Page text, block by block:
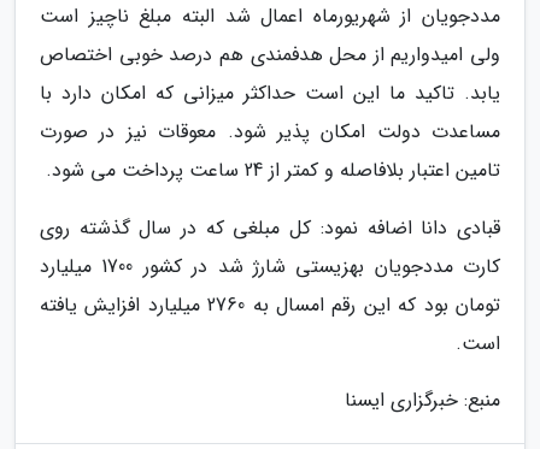
مددجویان از شهریورماه اعمال شد البته مبلغ ناچیز است
ولی امیدواریم از محل هدفمندی هم درصد خوبی اختصاص
یابد. تاکید ما این است حداکثر میزانی که امکان دارد با
مساعدت دولت امکان پذیر شود. معوقات نیز در صورت
تامین اعتبار بلافاصله و کمتر از 24 ساعت پرداخت می شود.
قبادی دانا اضافه نمود: کل مبلغی که در سال گذشته روی
کارت مددجویان بهزیستی شارژ شد در کشور 1700 میلیارد
تومان بود که این رقم امسال به 2760 میلیارد افزایش یافته
است.
منبع: خبرگزاری ایسنا